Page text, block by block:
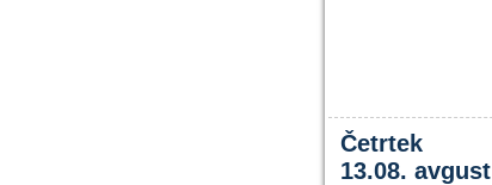
Četrtek
13.08. avgust